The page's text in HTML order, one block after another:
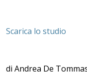
Scarica lo studio
di Andrea De